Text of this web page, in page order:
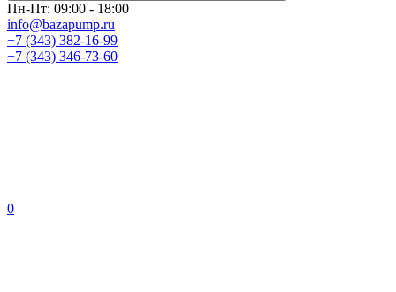
Пн-Пт: 09:00 - 18:00
info@bazapump.ru
+7 (343) 382-16-99
+7 (343) 346-73-‬60
0